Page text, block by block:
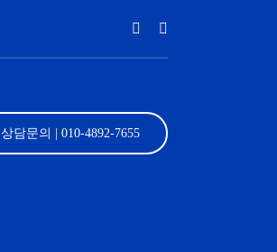
상담문의 | 010-4892-7655